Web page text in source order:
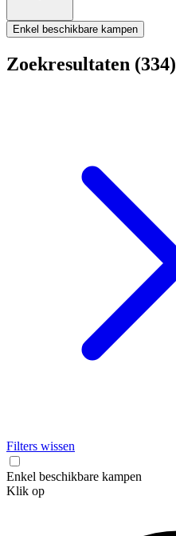
Enkel beschikbare kampen
Zoekresultaten (334)
Filters wissen
Enkel beschikbare kampen
Klik op